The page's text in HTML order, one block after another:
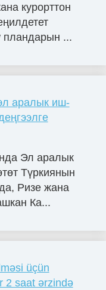
курорттон
пландарын ...
аралык иш-
Эл аралык
Түркиянын
Ризе жана
Ка...
üçün
2 saat ərzində